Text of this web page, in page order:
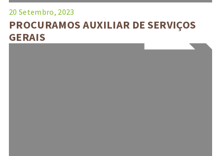
20 Setembro, 2023
PROCURAMOS AUXILIAR DE SERVIÇOS
GERAIS